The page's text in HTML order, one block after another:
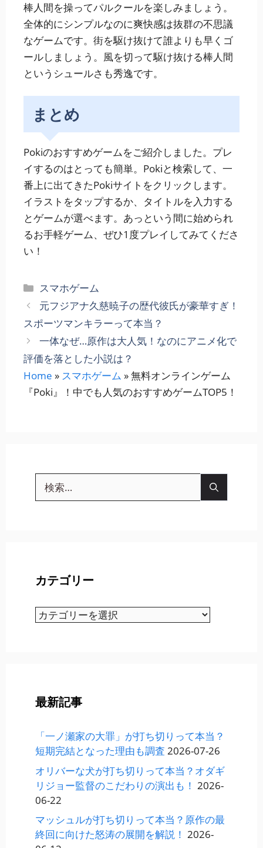
棒人間を操ってパルクールを楽しみましょう。
全体的にシンプルなのに爽快感は抜群の不思議
なゲームです。街を駆け抜けて誰よりも早くゴ
ールしましょう。風を切って駆け抜ける棒人間
というシュールさも秀逸です。
まとめ
Pokiのおすすめゲームをご紹介しました。プレ
イするのはとっても簡単。Pokiと検索して、一
番上に出てきたPokiサイトをクリックします。
イラストをタップするか、タイトルを入力する
とゲームが選べます。あっという間に始められ
るお手軽ゲーム、ぜひ1度プレイしてみてくださ
い！
カ
テ
リ
ー
スマホゲーム
元フジアナ久慈暁子の歴代彼氏が豪華すぎ！
スポーツマンキラーって本当？
一体なぜ…原作は大人気！なのにアニメ化で
評価を落とした小説は？
Home » スマホゲーム »無料オンラインゲーム
『Poki』！中でも人気のおすすめゲームTOP5！
索:
カテゴリー
カ
最新記事
「一ノ瀬家の大罪」が打ち切りって本当？
短期完結となった理由も調査 2026-07-26
オリバーな犬が打ち切りって本当？オダギ
リジョー監督のこだわりの演出も！ 2026-
06-22
マッシュルが打ち切りって本当？原作の最
終回に向けた怒涛の展開を解説！ 2026-